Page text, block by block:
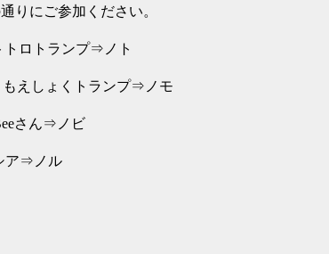
ください。
プ⇒ノト
トランプ⇒ノモ
⇒ノビ
⇒ノル